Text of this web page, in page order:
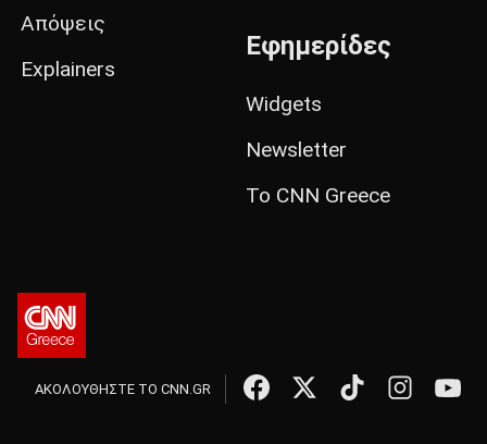
Απόψεις
Explainers
Εφημερίδες
Widgets
Newsletter
Το CNN Greece
ΑΚΟΛΟΥΘΗΣΤΕ ΤΟ CNN.GR